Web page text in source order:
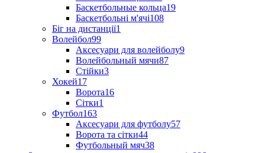
Баскетбольные кольца19
Баскетбольні м'ячі108
Біг на дистанції1
Волейбол99
Аксесуари для волейболу9
Волейбольный мячи87
Стійки3
Хокей17
Ворота16
Сітки1
Футбол163
Аксесуари для футболу57
Ворота та сітки44
Футбольный мяч38